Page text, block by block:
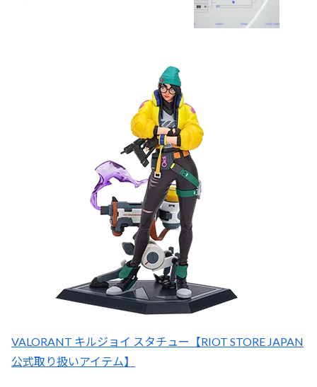
VALORANT キルジョイ スタチュー【RIOT STORE JAPAN
公式取り扱いアイテム】